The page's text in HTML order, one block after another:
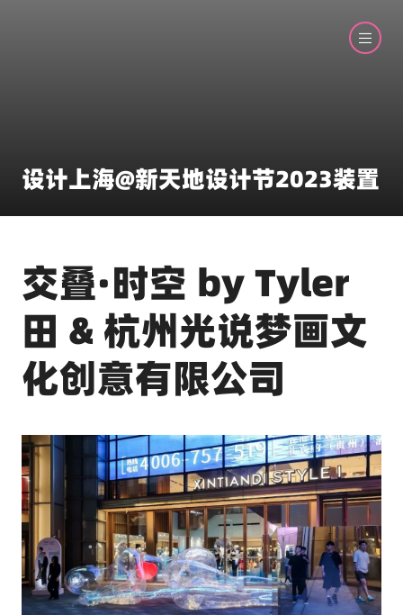
设计上海@新天地设计节2023装置
交叠·时空 by Tyler
田 & 杭州光说梦画文
化创意有限公司